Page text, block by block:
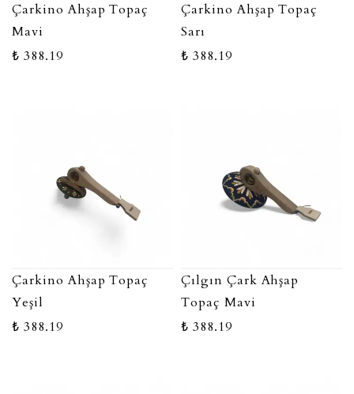
Çarkino Ahşap Topaç
Mavi
₺ 388.19
Çarkino Ahşap Topaç
Sarı
₺ 388.19
Çarkino Ahşap Topaç
Yeşil
₺ 388.19
Çılgın Çark Ahşap
Topaç Mavi
₺ 388.19